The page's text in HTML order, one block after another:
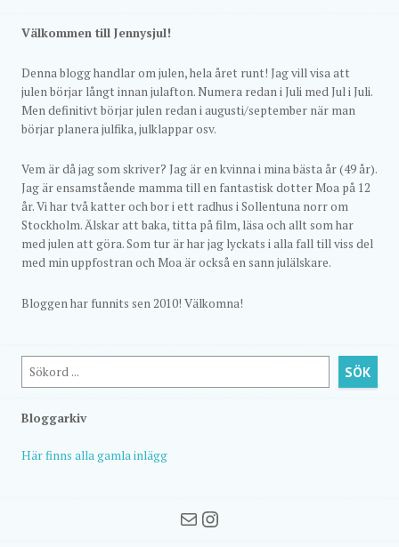
Välkommen till Jennysjul!
Denna blogg handlar om julen, hela året runt! Jag vill visa att
julen börjar långt innan julafton. Numera redan i Juli med Jul i Juli.
Men definitivt börjar julen redan i augusti/september när man
börjar planera julfika, julklappar osv.
Vem är då jag som skriver? Jag är en kvinna i mina bästa år (49 år).
Jag är ensamstående mamma till en fantastisk dotter Moa på 12
år. Vi har två katter och bor i ett radhus i Sollentuna norr om
Stockholm. Älskar att baka, titta på film, läsa och allt som har
med julen att göra. Som tur är har jag lyckats i alla fall till viss del
med min uppfostran och Moa är också en sann julälskare.
Bloggen har funnits sen 2010! Välkomna!
Sök SÖK
Bloggarkiv
Här finns alla gamla inlägg
MailInstagram